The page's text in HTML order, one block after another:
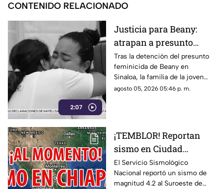
CONTENIDO RELACIONADO
2:07
Justicia para Beany:
atrapan a presunto
f3minic1da en Sinaloa
y exigen investigar red
de complicidad
Tras la detención del presunto
feminicida de Beany en
Sinaloa, la familia de la joven
exige la pena máxima y
agosto 05, 2026 05:46 p. m.
¡TEMBLOR! Reportan
sismo en Ciudad
Hidalgo, Chiapas, hoy 5
de agosto del 2026
El Servicio Sismológico
Nacional reportó un sismo de
magnitud 4.2 al Suroeste de